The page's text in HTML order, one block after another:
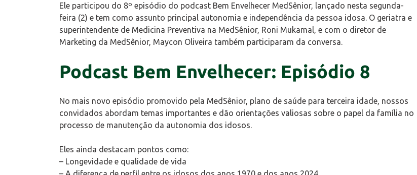
Ele participou do 8º episódio do podcast Bem Envelhecer MedSênior, lançado nesta segunda-
feira (2) e tem como assunto principal autonomia e independência da pessoa idosa. O geriatra e
superintendente de Medicina Preventiva na MedSênior, Roni Mukamal, e com o diretor de
Marketing da MedSênior, Maycon Oliveira também participaram da conversa.
Podcast Bem Envelhecer: Episódio 8
No mais novo episódio promovido pela MedSênior, plano de saúde para terceira idade, nossos
convidados abordam temas importantes e dão orientações valiosas sobre o papel da família no
processo de manutenção da autonomia dos idosos.
Eles ainda destacam pontos como:
– Longevidade e qualidade de vida